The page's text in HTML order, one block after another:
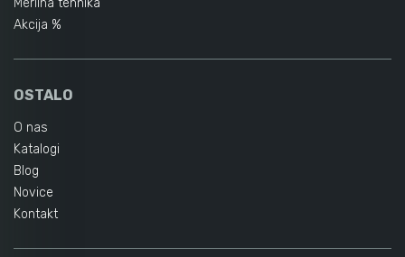
Merilna tehnika
Akcija %
OSTALO
O nas
Katalogi
Blog
Novice
Kontakt